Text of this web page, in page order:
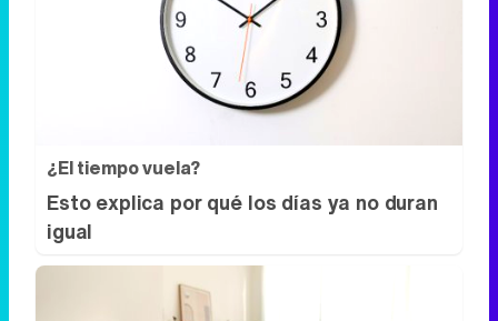
¿El tiempo vuela?
Esto explica por qué los días ya no duran
igual